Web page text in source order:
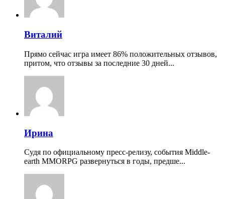
Виталий
Прямо сейчас игра имеет 86% положительных отзывов,
притом, что отзывы за последние 30 дней...
Ирина
Судя по официальному пресс-релизу, события Middle-
earth MMORPG развернуться в годы, предше...